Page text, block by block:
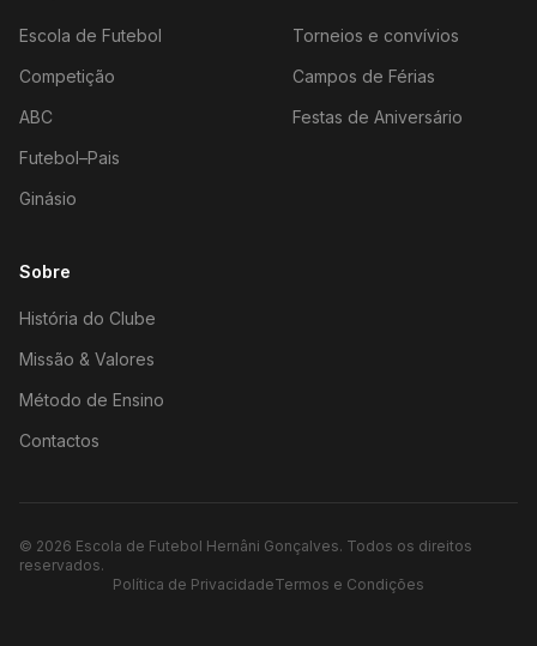
Escola de Futebol
Competição
ABC
Futebol–Pais
Ginásio
Torneios e convívios
Campos de Férias
Festas de Aniversário
Sobre
História do Clube
Missão & Valores
Método de Ensino
Contactos
© 2026 Escola de Futebol Hernâni Gonçalves. Todos os direitos
reservados.
Política de PrivacidadeTermos e Condições